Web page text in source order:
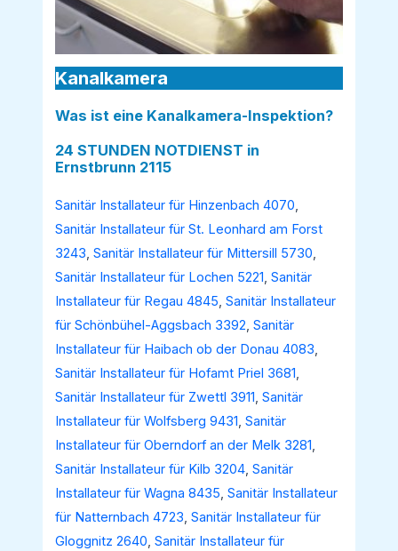
Kanalkamera
Was ist eine Kanalkamera-Inspektion?
24 STUNDEN NOTDIENST in
Ernstbrunn 2115
Sanitär Installateur für Hinzenbach 4070,
Sanitär Installateur für St. Leonhard am Forst
3243,Sanitär Installateur für Mittersill 5730,
Sanitär Installateur für Lochen 5221,Sanitär
Installateur für Regau 4845,Sanitär Installateur
für Schönbühel-Aggsbach 3392,Sanitär
Installateur für Haibach ob der Donau 4083,
Sanitär Installateur für Hofamt Priel 3681,
Sanitär Installateur für Zwettl 3911,Sanitär
Installateur für Wolfsberg 9431,Sanitär
Installateur für Oberndorf an der Melk 3281,
Sanitär Installateur für Kilb 3204,Sanitär
Installateur für Wagna 8435,Sanitär Installateur
für Natternbach 4723,Sanitär Installateur für
Gloggnitz 2640,Sanitär Installateur für